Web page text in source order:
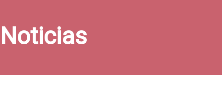
Noticias